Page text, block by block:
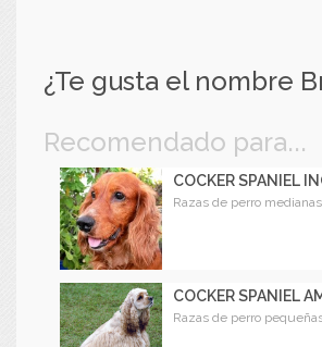
¿Te gusta el nombre
Recomendado para...
COCKER SPANIEL
Razas de perro medianas
COCKER SPANIEL
Razas de perro